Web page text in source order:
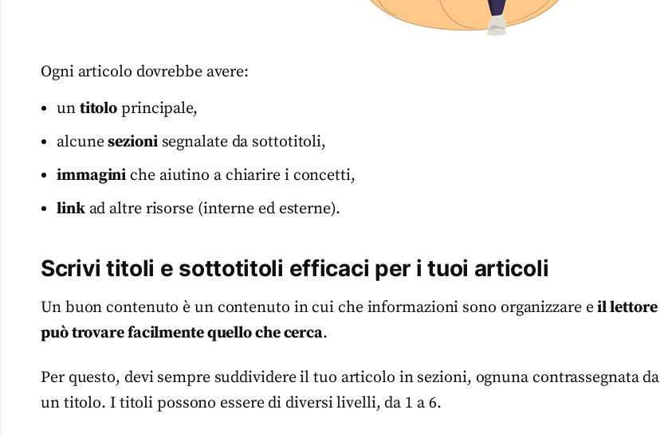
Ogni articolo dovrebbe avere:
un titolo principale,
alcunesezionisegnalate da sottotitoli,
immagini che aiutino a chiarire i concetti,
linkad altre risorse (interne ed esterne).
Scrivi titoli e sottotitoli efficaci per i tuoi articoli
Un buon contenuto è un contenuto in cui che informazioni sono organizzare eil lettore
può trovare facilmente quello che cerca.
Per questo, devi sempre suddividere il tuo articolo in sezioni, ognuna contrassegnata da
un titolo. I titoli possono essere di diversi livelli, da 1 a 6.